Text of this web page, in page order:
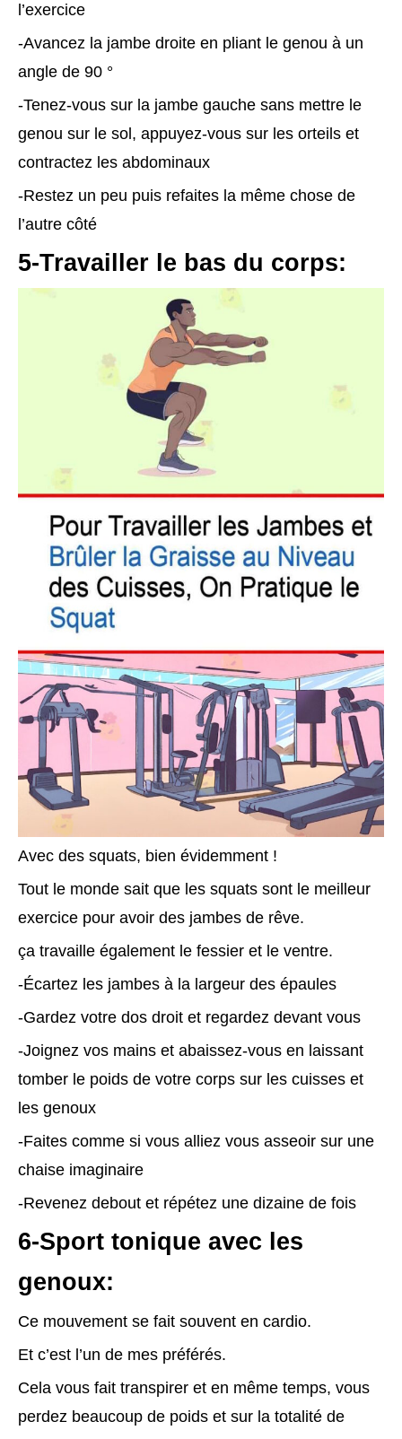
l’exercice
-Avancez la jambe droite en pliant le genou à un
angle de 90 °
-Tenez-vous sur la jambe gauche sans mettre le
genou sur le sol, appuyez-vous sur les orteils et
contractez les abdominaux
-Restez un peu puis refaites la même chose de
l’autre côté
5-Travailler le bas du corps:
Avec des squats, bien évidemment !
Tout le monde sait que les squats sont le meilleur
exercice pour avoir des jambes de rêve.
ça travaille également le fessier et le ventre.
-Écartez les jambes à la largeur des épaules
-Gardez votre dos droit et regardez devant vous
-Joignez vos mains et abaissez-vous en laissant
tomber le poids de votre corps sur les cuisses et
les genoux
-Faites comme si vous alliez vous asseoir sur une
chaise imaginaire
-Revenez debout et répétez une dizaine de fois
6-Sport tonique avec les
genoux:
Ce mouvement se fait souvent en cardio.
Et c’est l’un de mes préférés.
Cela vous fait transpirer et en même temps, vous
perdez beaucoup de poids et sur la totalité de